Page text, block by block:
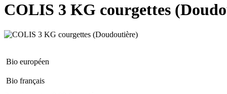
COLIS 3 KG courgettes
Bio européen
Bio français